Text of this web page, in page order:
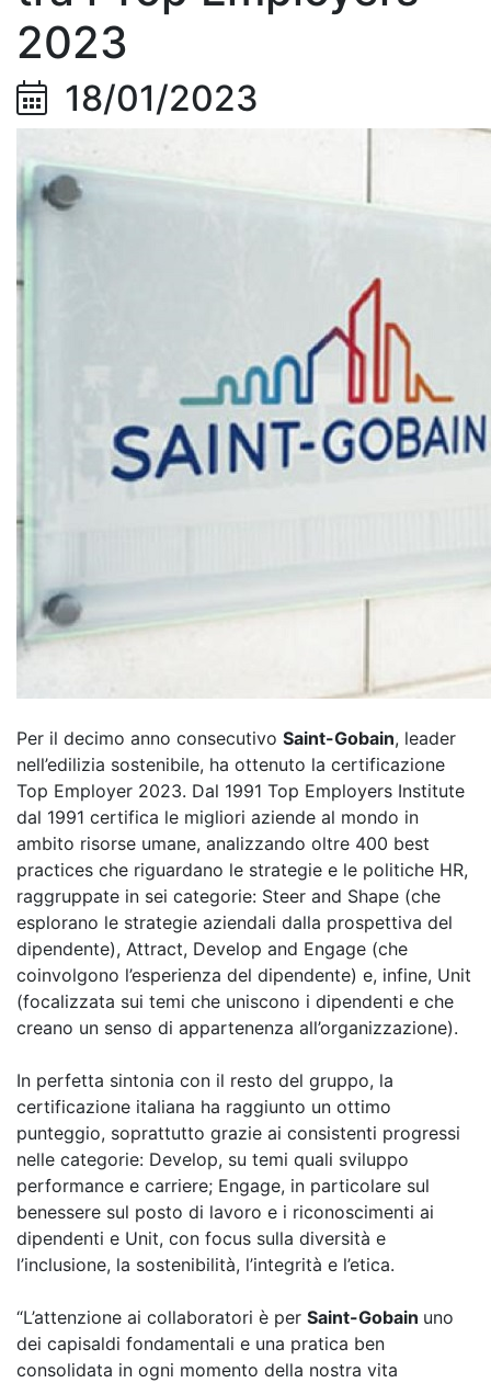
2023
18/01/2023
Per il decimo anno consecutivo Saint-Gobain, leader
nell’edilizia sostenibile, ha ottenuto la certificazione
Top Employer 2023. Dal 1991 Top Employers Institute
dal 1991 certifica le migliori aziende al mondo in
ambito risorse umane, analizzando oltre 400 best
practices che riguardano le strategie e le politiche HR,
raggruppate in sei categorie: Steer and Shape (che
esplorano le strategie aziendali dalla prospettiva del
dipendente), Attract, Develop and Engage (che
coinvolgono l’esperienza del dipendente) e, infine, Unit
(focalizzata sui temi che uniscono i dipendenti e che
creano un senso di appartenenza all’organizzazione).
In perfetta sintonia con il resto del gruppo, la
certificazione italiana ha raggiunto un ottimo
punteggio, soprattutto grazie ai consistenti progressi
nelle categorie: Develop, su temi quali sviluppo
performance e carriere; Engage, in particolare sul
benessere sul posto di lavoro e i riconoscimenti ai
dipendenti e Unit, con focus sulla diversità e
l’inclusione, la sostenibilità, l’integrità e l’etica.
“L’attenzione ai collaboratori è per Saint-Gobain uno
dei capisaldi fondamentali e una pratica ben
consolidata in ogni momento della nostra vita